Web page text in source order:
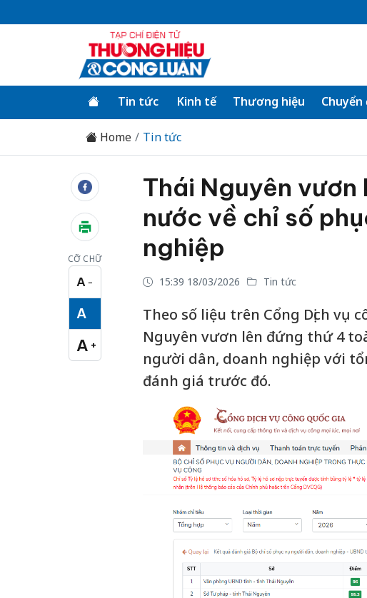
Tin tức Kinh tế Thương hiệu Chuyển
Home Tin tức
CỠ CHỮ
A −
Cỡ chữ nhỏ
A
Cỡ chữ vừa
A +
Cỡ chữ lớn
Thái Nguyên
nước về chỉ số
nghiệp
15:39 18/03/2026 Tin tức
Theo số liệu trên Cổng Dịch vụ
Nguyên vươn lên đứng thứ 4
người dân, doanh nghiệp với
đánh giá trước đó.